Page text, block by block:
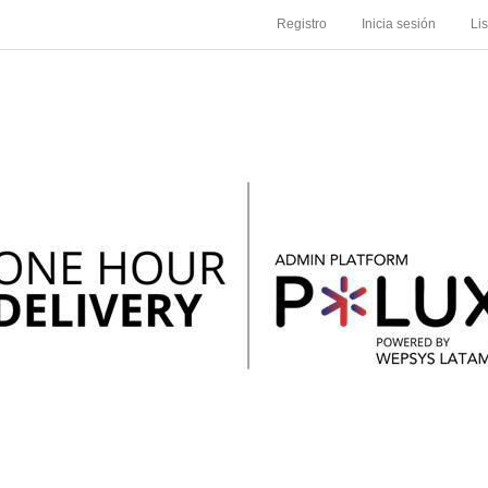
Registro Inicia sesión